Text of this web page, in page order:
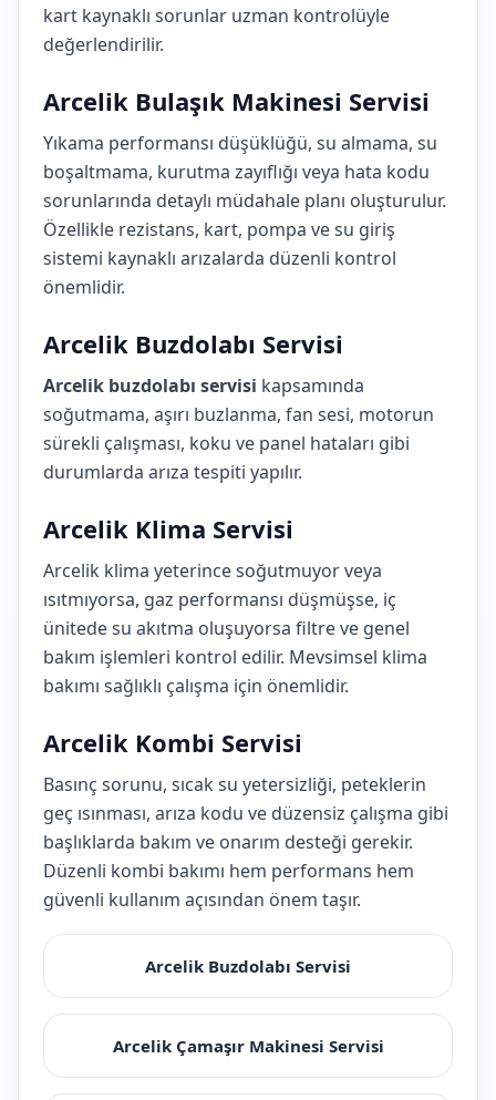
kart kaynaklı sorunlar uzman kontrolüyle
değerlendirilir.
Arcelik Bulaşık Makinesi Servisi
Yıkama performansı düşüklüğü, su almama, su
boşaltmama, kurutma zayıflığı veya hata kodu
sorunlarında detaylı müdahale planı oluşturulur.
Özellikle rezistans, kart, pompa ve su giriş
sistemi kaynaklı arızalarda düzenli kontrol
önemlidir.
Arcelik Buzdolabı Servisi
Arcelik buzdolabı servisi kapsamında
soğutmama, aşırı buzlanma, fan sesi, motorun
sürekli çalışması, koku ve panel hataları gibi
durumlarda arıza tespiti yapılır.
Arcelik Klima Servisi
Arcelik klima yeterince soğutmuyor veya
ısıtmıyorsa, gaz performansı düşmüşse, iç
ünitede su akıtma oluşuyorsa filtre ve genel
bakım işlemleri kontrol edilir. Mevsimsel klima
bakımı sağlıklı çalışma için önemlidir.
Arcelik Kombi Servisi
Basınç sorunu, sıcak su yetersizliği, peteklerin
geç ısınması, arıza kodu ve düzensiz çalışma gibi
başlıklarda bakım ve onarım desteği gerekir.
Düzenli kombi bakımı hem performans hem
güvenli kullanım açısından önem taşır.
Arcelik Buzdolabı Servisi
Arcelik Çamaşır Makinesi Servisi